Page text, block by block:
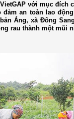
với mục đích
an toàn lao
Áng, xã Đông
rau thành một mũi